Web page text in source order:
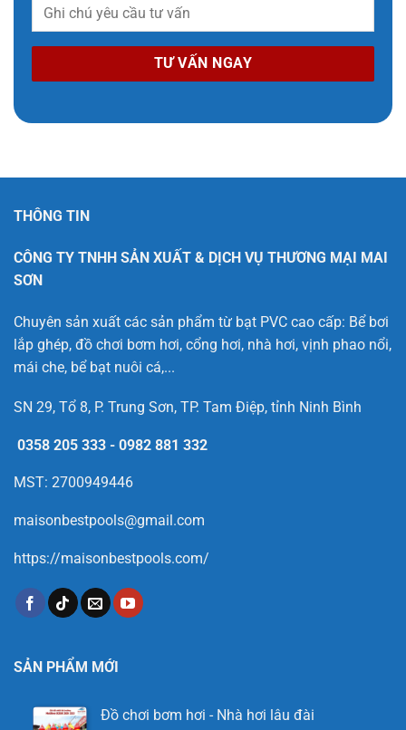
THÔNG TIN
CÔNG TY TNHH SẢN XUẤT & DỊCH VỤ THƯƠNG MẠI MAI
SƠN
Chuyên sản xuất các sản phẩm từ bạt PVC cao cấp: Bể bơi
lắp ghép, đồ chơi bơm hơi, cổng hơi, nhà hơi, vịnh phao nổi,
mái che, bể bạt nuôi cá,...
SN 29, Tổ 8, P. Trung Sơn, TP. Tam Điệp, tỉnh Ninh Bình
0358 205 333 - 0982 881 332
MST: 2700949446
maisonbestpools@gmail.com
https://maisonbestpools.com/
SẢN PHẨM MỚI
Đồ chơi bơm hơi - Nhà hơi lâu đài